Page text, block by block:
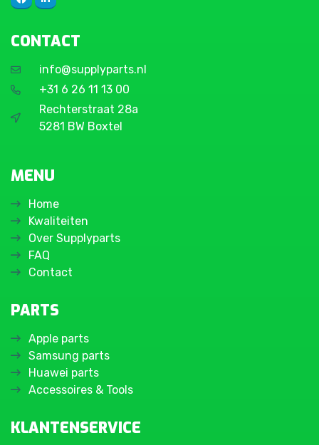
CONTACT
info@supplyparts.nl
+31 6 26 11 13 00
Rechterstraat 28a
5281 BW Boxtel
MENU
Home
Kwaliteiten
Over Supplyparts
FAQ
Contact
PARTS
Apple parts
Samsung parts
Huawei parts
Accessoires & Tools
KLANTENSERVICE